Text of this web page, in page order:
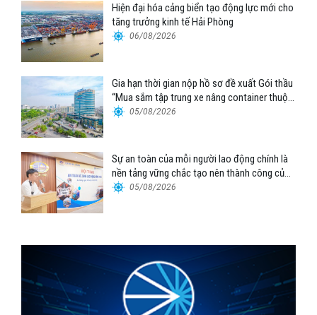
Hiện đại hóa cảng biển tạo động lực mới cho
tăng trưởng kinh tế Hải Phòng
06/08/2026
Gia hạn thời gian nộp hồ sơ đề xuất Gói thầu
“Mua sắm tập trung xe nâng container thuộc
Tổng công ty Hàng hải Việt Nam – CTCP”
05/08/2026
Sự an toàn của mỗi người lao động chính là
nền tảng vững chắc tạo nên thành công của
Cảng Đà Nẵng
05/08/2026